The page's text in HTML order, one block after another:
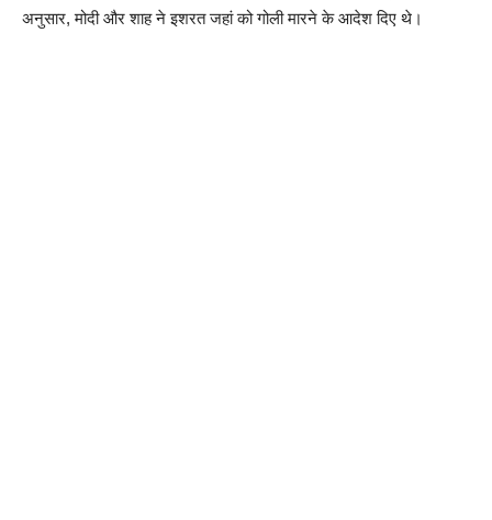
अनुसार, मोदी और शाह ने इशरत जहां को गोली मारने के आदेश दिए थे।